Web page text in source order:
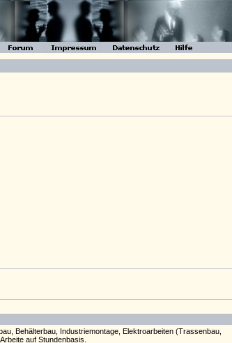
Behälterbau, Industriemontage, Elektroarbeiten (Trassenbau,
auf Stundenbasis.